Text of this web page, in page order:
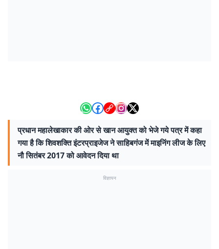
प्रधान महालेखाकार की ओर से खान आयुक्त को भेजे गये पत्र में कहा
गया है कि शिवशक्ति इंटरप्राइजेज ने साहिबगंज में माइनिंग लीज के लिए
नौ सितंबर 2017 को आवेदन दिया था
विज्ञापन